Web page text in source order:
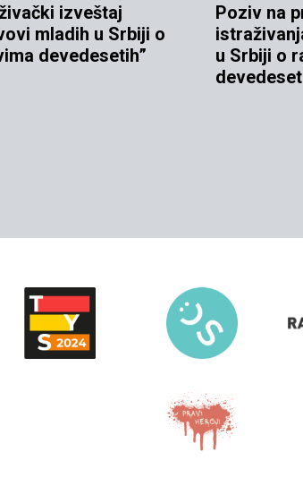
izveštaj
mladih u Srbiji o
devedesetih”
Poziv na
u Srbiji o